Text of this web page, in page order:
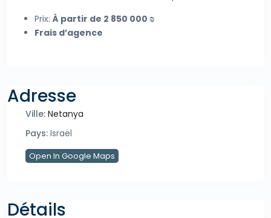
Prix: À partir de 2 850 000 ₪
Frais d’agence
Adresse
Ville: Netanya
Pays: Israël
Open In Google Maps
Détails